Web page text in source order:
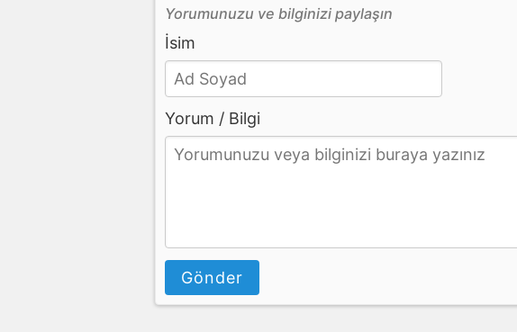
Yorumunuzu ve bilginizi paylaşın
İsim
Yorum / Bilgi
Gönder